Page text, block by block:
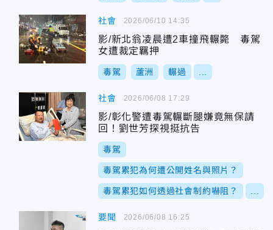
社會
影/新北翁凌晨遭2車撞飛輾斃 毒駕
女遭裁定羈押
毒駕 蘆洲 輾過
2026/06/10 14:35
社會
影/彰化警遭毒駕輾斷腿嫌竟無保請
回！劉世芳探視挺抗告
毒駕
毒駕累犯為何遭公開姓名與照片？
毒駕累犯如何透過社會制約嚇阻？
2026/06/08 17:29
要聞 2026/06/08 16:25